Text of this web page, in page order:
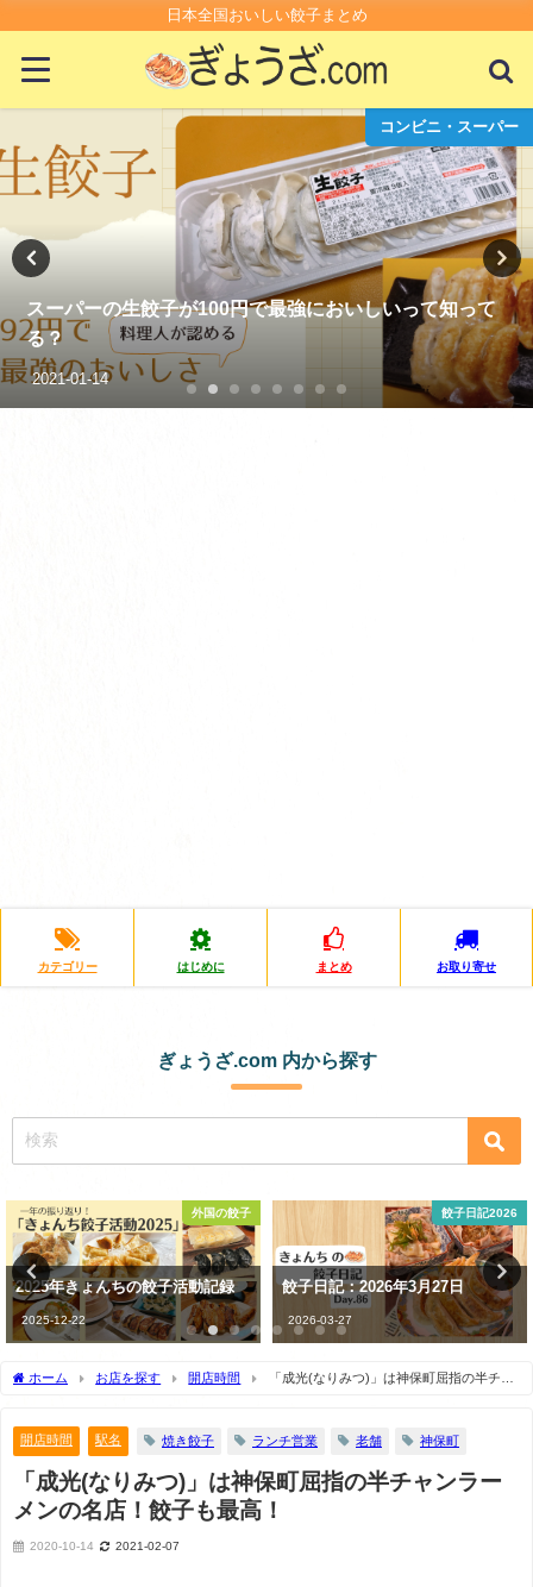
日本全国おいしい餃子まとめ
コンビニ・スーパー
スーパーの生餃子が100円で最強においしいって知って
る？
2021-01-14
カテゴリー はじめに まとめ お取り寄せ
ぎょうざ.com 内から探す
外国の餃子
2025年きょんちの餃子活動記録
2025-12-22
餃子日記2026
餃子日記：2026年3月27日
2026-03-27
ホーム お店を探す 開店時間
「成光(なりみつ)」は神保町屈指の半チャ
開店時間 駅名 焼き餃子 ランチ営業 老舗 神保町
「成光(なりみつ)」は神保町屈指の半チャンラー
メンの名店！餃子も最高！
2020-10-14 2021-02-07